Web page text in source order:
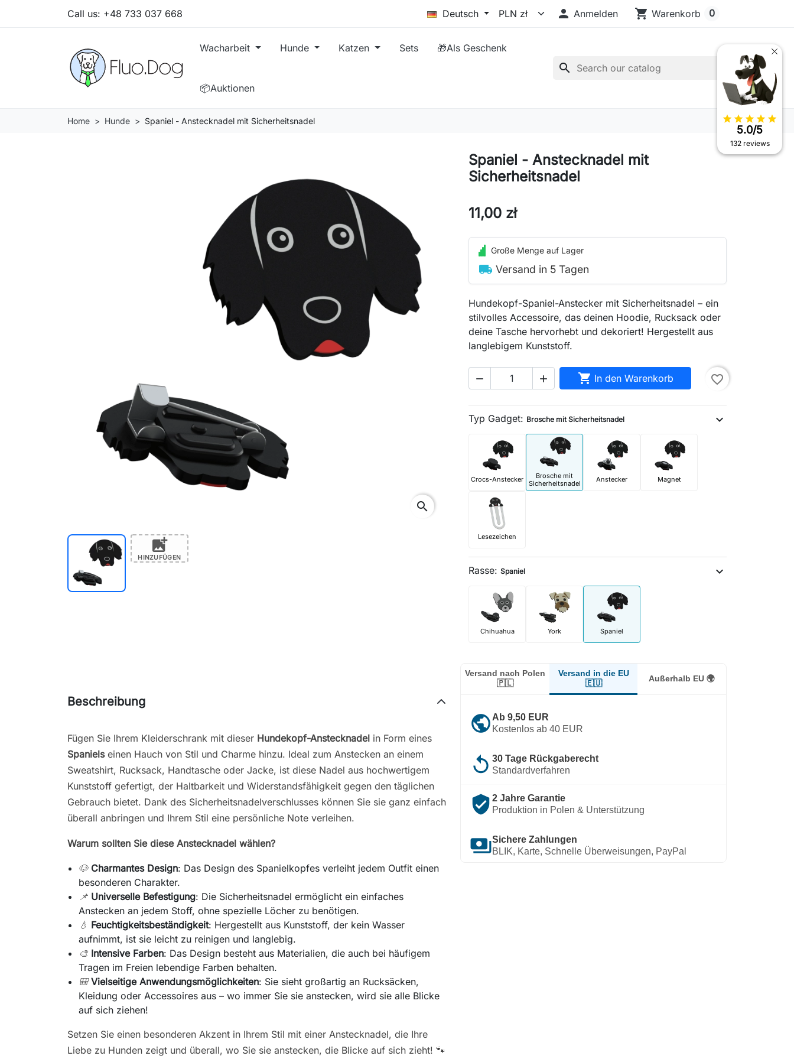
Call us: +48 733 037 668 Deutsch  Anmelden shopping_cart Warenkorb 0
Wacharbeit Hunde Katzen Sets 🎁Als Geschenk
📦Auktionen
search
Home Hunde Spaniel - Anstecknadel mit Sicherheitsnadel
search
add_photo_alternate
HINZUFÜGEN
Spaniel - Anstecknadel mit
Sicherheitsnadel
11,00 zł
Große Menge auf Lager
local_shipping Versand in 5 Tagen
Hundekopf-Spaniel-Anstecker mit Sicherheitsnadel – ein
stilvolles Accessoire, das deinen Hoodie, Rucksack oder
deine Tasche hervorhebt und dekoriert! Hergestellt aus
langlebigem Kunststoff.
   In den Warenkorb favorite_border
Typ Gadget: Brosche mit Sicherheitsnadel expand_more
Crocs-Anstecker
Brosche mit
Sicherheitsnadel
Anstecker Magnet
Lesezeichen
Rasse: Spaniel expand_more
Chihuahua York Spaniel
Versand nach Polen
🇵🇱
Versand in die EU
🇪🇺
Außerhalb EU 🌍
public Ab 9,50 EUR
Kostenlos ab 40 EUR
replay 30 Tage Rückgaberecht
Standardverfahren
verified_user 2 Jahre Garantie
Produktion in Polen & Unterstützung
paymentsSichere Zahlungen
BLIK, Karte, Schnelle Überweisungen, PayPal
Beschreibung
Fügen Sie Ihrem Kleiderschrank mit dieser Hundekopf-Anstecknadel in Form eines
Spanielseinen Hauch von Stil und Charme hinzu. Ideal zum Anstecken an einem
Sweatshirt, Rucksack, Handtasche oder Jacke, ist diese Nadel aus hochwertigem
Kunststoff gefertigt, der Haltbarkeit und Widerstandsfähigkeit gegen den täglichen
Gebrauch bietet. Dank des Sicherheitsnadelverschlusses können Sie sie ganz einfach
überall anbringen und Ihrem Stil eine persönliche Note verleihen.
Warum sollten Sie diese Anstecknadel wählen?
🐶 Charmantes Design: Das Design des Spanielkopfes verleiht jedem Outfit einen
besonderen Charakter.
📌 Universelle Befestigung: Die Sicherheitsnadel ermöglicht ein einfaches
Anstecken an jedem Stoff, ohne spezielle Löcher zu benötigen.
💧 Feuchtigkeitsbeständigkeit: Hergestellt aus Kunststoff, der kein Wasser
aufnimmt, ist sie leicht zu reinigen und langlebig.
🎨 Intensive Farben: Das Design besteht aus Materialien, die auch bei häufigem
Tragen im Freien lebendige Farben behalten.
🎒 Vielseitige Anwendungsmöglichkeiten: Sie sieht großartig an Rucksäcken,
Kleidung oder Accessoires aus – wo immer Sie sie anstecken, wird sie alle Blicke
auf sich ziehen!
Setzen Sie einen besonderen Akzent in Ihrem Stil mit einer Anstecknadel, die Ihre
Liebe zu Hunden zeigt und überall, wo Sie sie anstecken, die Blicke auf sich zieht! 🐾
star star star star star
5.0/5
132 reviews